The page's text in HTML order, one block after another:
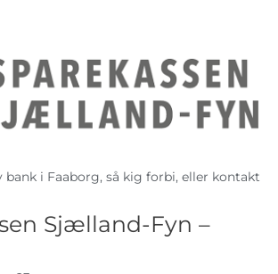
bank i Faaborg, så kig forbi, eller kontakt
Sjælland-Fyn –